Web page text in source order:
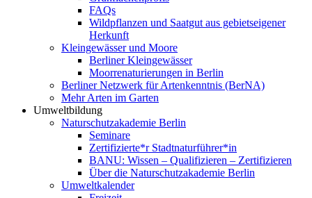
FAQs
Wildpflanzen und Saatgut aus gebietseigener
Herkunft
Kleingewässer und Moore
Berliner Kleingewässer
Moorrenaturierungen in Berlin
Berliner Netzwerk für Artenkenntnis (BerNA)
Mehr Arten im Garten
Umweltbildung
Naturschutzakademie Berlin
Seminare
Zertifizierte*r Stadtnaturführer*in
BANU: Wissen – Qualifizieren – Zertifizieren
Über die Naturschutzakademie Berlin
Umweltkalender